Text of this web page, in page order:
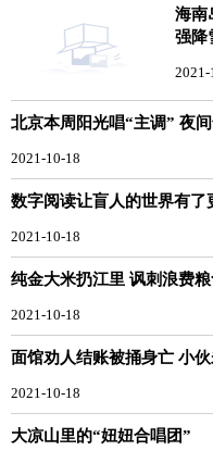
海南
强降
北京本周阳光唱“主调” 夜
2021-10-18
数字阅读让盲人的世界有了
2021-10-18
纯金大米扔江里 讽刺浪费
2021-10-18
面馆劝人结账被捅身亡 小
2021-10-18
大凉山里的“妞妞合唱团”